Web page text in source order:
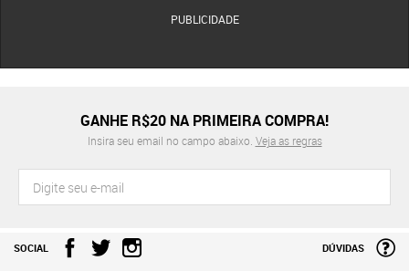
PUBLICIDADE
GANHE R$20 NA PRIMEIRA COMPRA!
Insira seu email no campo abaixo. Veja as regras
SOCIAL DÚVIDAS